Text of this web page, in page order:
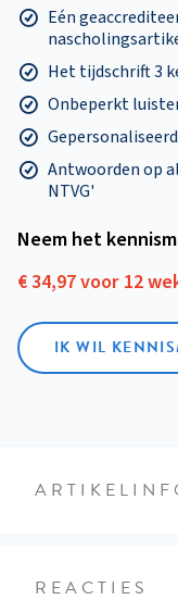
Eén
Het tijdschrift 3
Onbeperkt
Antwoorden op
NTVG'
Neem het
€ 34,97 voor 12
IK WIL
REACTIES